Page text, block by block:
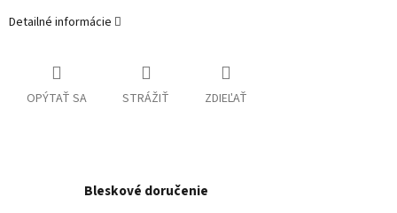
Detailné informácie
OPÝTAŤ SA STRÁŽIŤ ZDIEĽAŤ
Bleskové doručenie